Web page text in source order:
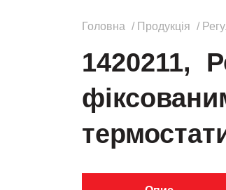
Головна Продукція
1420211,